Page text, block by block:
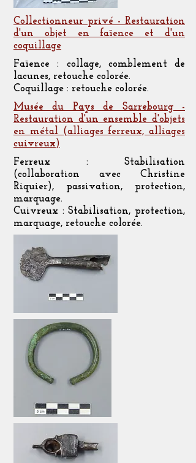
Collectionneur privé - Restauration
d'un objet en faïence et d'un
coquillage
Faïence : collage, comblement de
lacunes, retouche colorée.
Coquillage : retouche colorée.
Musée du Pays de Sarrebourg -
Restauration d'un ensemble d'objets
en métal (alliages ferreux, alliages
cuivreux)
Ferreux : Stabilisation
(collaboration avec Christine
Riquier), passivation, protection,
marquage.
Cuivreux : Stabilisation, protection,
marquage, retouche colorée.